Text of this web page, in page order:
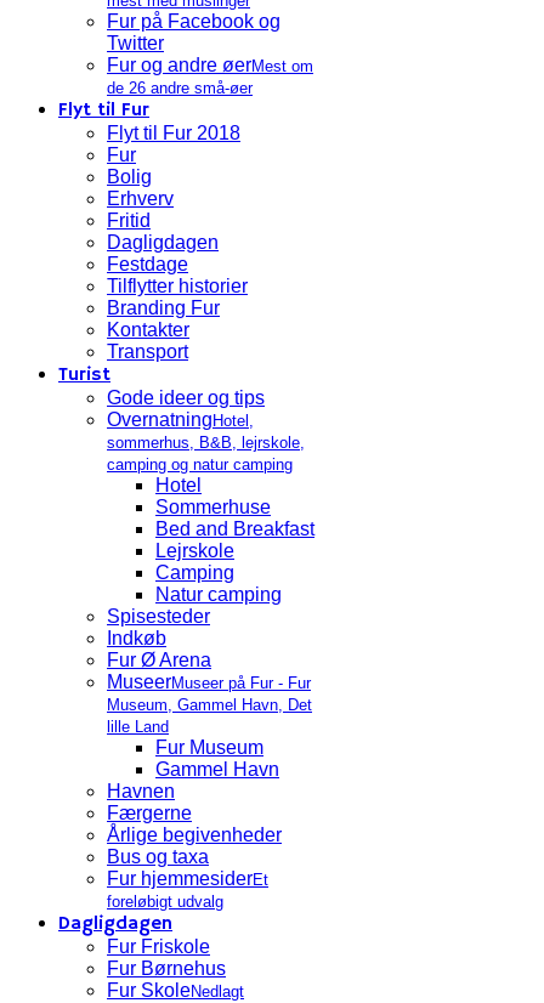
Fur på Facebook og
Twitter
Fur og andre øerMest om
de 26 andre små-øer
Flyt til Fur
Flyt til Fur 2018
Fur
Bolig
Erhverv
Fritid
Dagligdagen
Festdage
Tilflytter historier
Branding Fur
Kontakter
Transport
Turist
Gode ideer og tips
Overnatning Hotel,
sommerhus, B&B, lejrskole,
camping og natur camping
Hotel
Sommerhuse
Bed and Breakfast
Lejrskole
Camping
Natur camping
Spisesteder
Indkøb
Fur Ø Arena
MuseerMuseer på Fur - Fur
Museum, Gammel Havn, Det
lille Land
Fur Museum
Gammel Havn
Havnen
Færgerne
Årlige begivenheder
Bus og taxa
Fur hjemmesiderEt
foreløbigt udvalg
Dagligdagen
Fur Friskole
Fur Børnehus
Fur SkoleNedlagt